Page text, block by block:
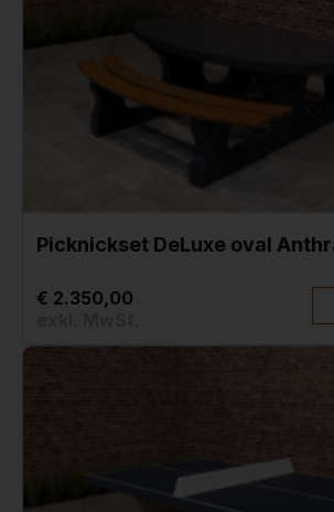
Picknickset DeLuxe oval
€ 2.350,00